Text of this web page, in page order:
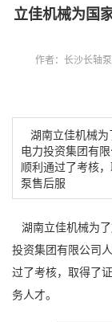
立佳机械为国
作者：长沙长轴
湖南立佳机械为
电力投资集团有
顺利通过了考核
泵售后服
湖南立佳机械为
投资集团有限公司
过了考核，取得了
务人才。